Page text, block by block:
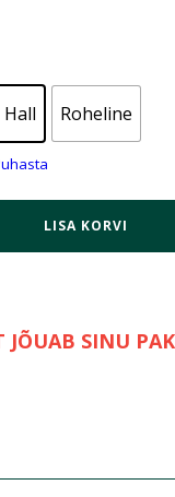
Hall Roheline
LISA KORVI
JÕUAB SINU